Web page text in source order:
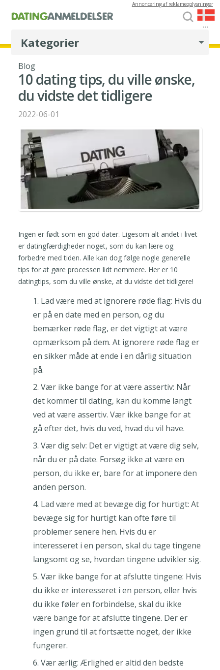
...
Annoncering af reklameoplysninger
Kategorier
Blog
10 dating tips, du ville ønske,
du vidste det tidligere
2022-06-01
Ingen er født som en god dater. Ligesom alt andet i livet
er datingfærdigheder noget, som du kan lære og
forbedre med tiden. Alle kan dog følge nogle generelle
tips for at gøre processen lidt nemmere. Her er 10
datingtips, som du ville ønske, at du vidste det tidligere!
Lad være med at ignorere røde flag: Hvis du
er på en date med en person, og du
bemærker røde flag, er det vigtigt at være
opmærksom på dem. At ignorere røde flag er
en sikker måde at ende i en dårlig situation
på.
Vær ikke bange for at være assertiv: Når
det kommer til dating, kan du komme langt
ved at være assertiv. Vær ikke bange for at
gå efter det, hvis du ved, hvad du vil have.
Vær dig selv: Det er vigtigt at være dig selv,
når du er på date. Forsøg ikke at være en
person, du ikke er, bare for at imponere den
anden person.
Lad være med at bevæge dig for hurtigt: At
bevæge sig for hurtigt kan ofte føre til
problemer senere hen. Hvis du er
interesseret i en person, skal du tage tingene
langsomt og se, hvordan tingene udvikler sig.
Vær ikke bange for at afslutte tingene: Hvis
du ikke er interesseret i en person, eller hvis
du ikke føler en forbindelse, skal du ikke
være bange for at afslutte tingene. Der er
ingen grund til at fortsætte noget, der ikke
fungerer.
Vær ærlig: Ærlighed er altid den bedste